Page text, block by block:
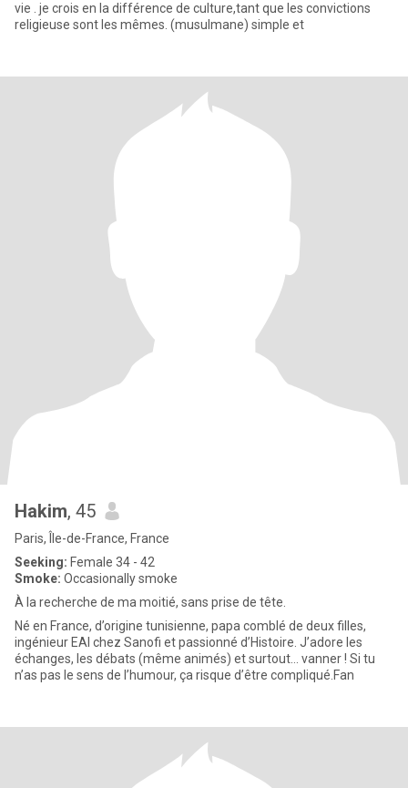
vie . je crois en la différence de culture,tant que les convictions
religieuse sont les mêmes. (musulmane) simple et
Hakim, 45
Paris, Île-de-France, France
Seeking: Female 34 - 42
Smoke: Occasionally smoke
À la recherche de ma moitié, sans prise de tête.
Né en France, d’origine tunisienne, papa comblé de deux filles,
ingénieur EAI chez Sanofi et passionné d’Histoire. J’adore les
échanges, les débats (même animés) et surtout… vanner ! Si tu
n’as pas le sens de l’humour, ça risque d’être compliqué.Fan